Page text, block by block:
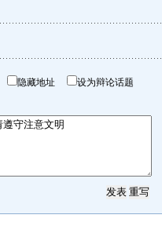
隐藏地址 设为辩论话题